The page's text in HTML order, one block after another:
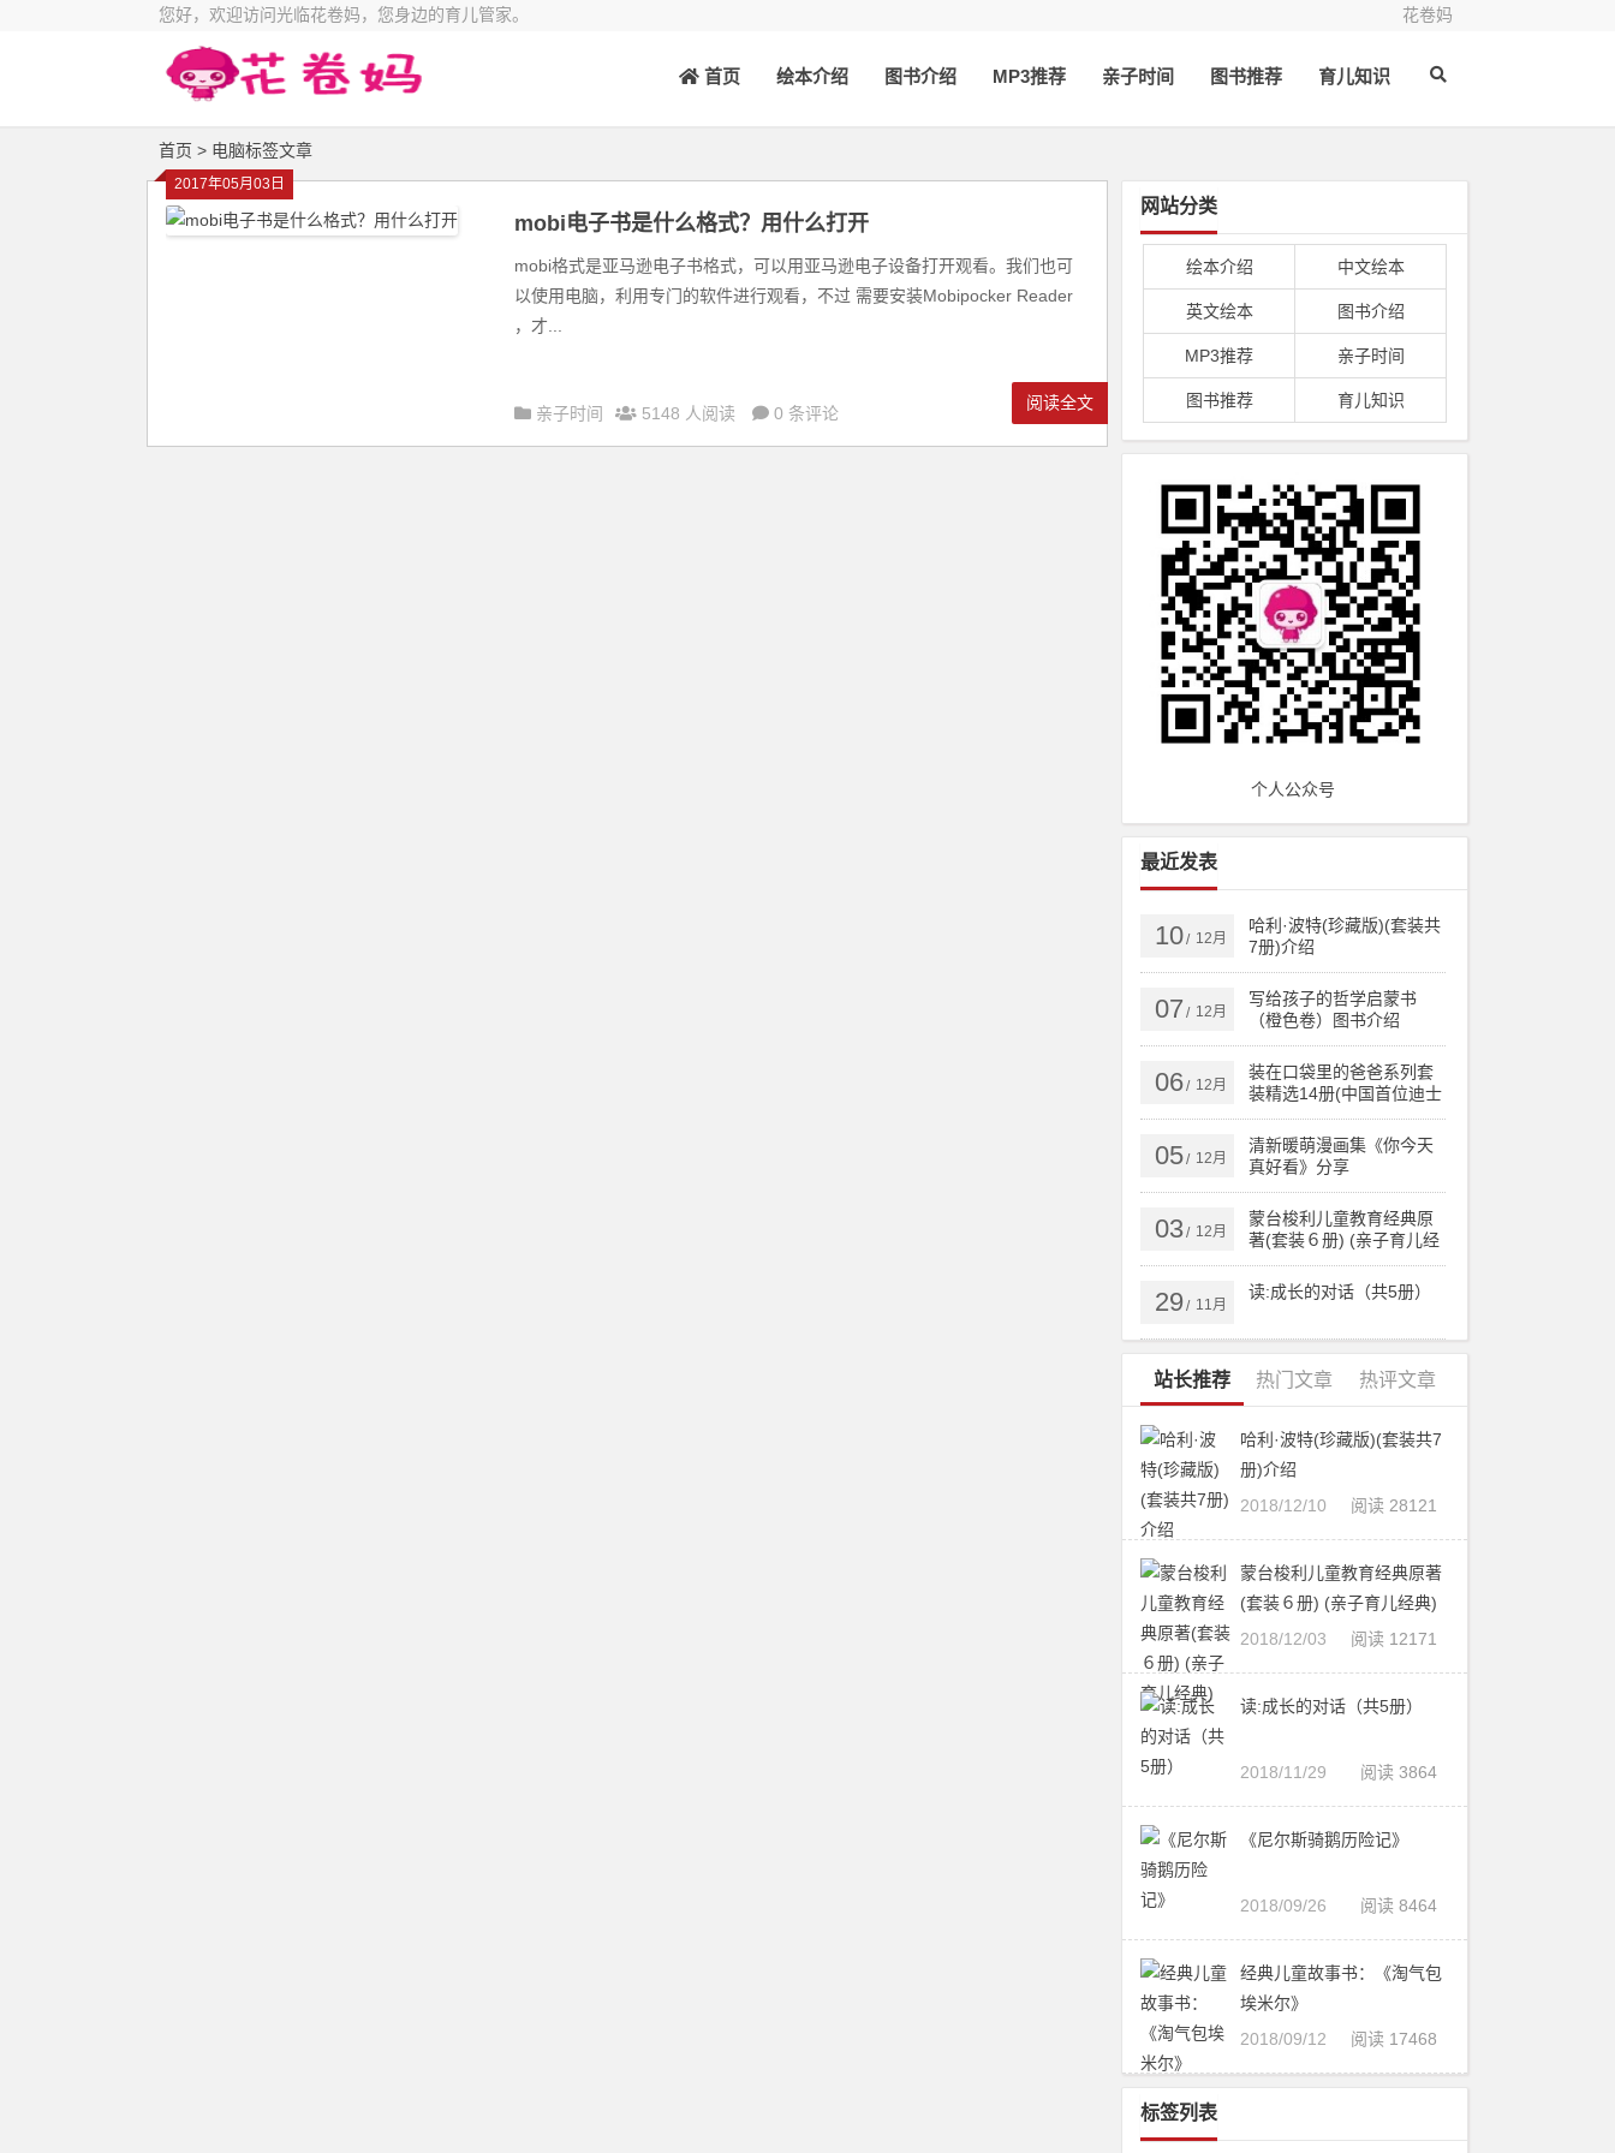
您好，欢迎访问光临花卷妈，您身边的育儿管家。 花卷妈
首页 绘本介绍 图书介绍 MP3推荐 亲子时间 图书推荐 育儿知识
首页 > 电脑标签文章
2017年05月03日
mobi电子书是什么格式？用什么打开
mobi格式是亚马逊电子书格式，可以用亚马逊电子设备打开观看。我们也可
以使用电脑，利用专门的软件进行观看，不过 需要安装Mobipocker Reader
，才...
亲子时间 5148 人阅读 0 条评论
阅读全文
网站分类
绘本介绍 中文绘本
英文绘本 图书介绍
MP3推荐 亲子时间
图书推荐 育儿知识
个人公众号
最近发表
10/ 12月
哈利·波特(珍藏版)(套装共
7册)介绍
07 / 12月
写给孩子的哲学启蒙书
（橙色卷）图书介绍
06/ 12月
装在口袋里的爸爸系列套
装精选14册(中国首位迪士
尼签约作家杨鹏畅销百万
的作品)
05/ 12月
清新暖萌漫画集《你今天
真好看》分享
03/ 12月
蒙台梭利儿童教育经典原
著(套装６册) (亲子育儿经
典)
29/ 11月
读:成长的对话（共5册）
站长推荐 热门文章 热评文章
哈利·波特(珍藏版)(套装共7
册)介绍
阅读 28121
2018/12/10
蒙台梭利儿童教育经典原著
(套装６册) (亲子育儿经典)
阅读 12171
2018/12/03
读:成长的对话（共5册）
阅读 3864
2018/11/29
《尼尔斯骑鹅历险记》
阅读 8464
2018/09/26
经典儿童故事书：《淘气包
埃米尔》
阅读 17468
2018/09/12
标签列表